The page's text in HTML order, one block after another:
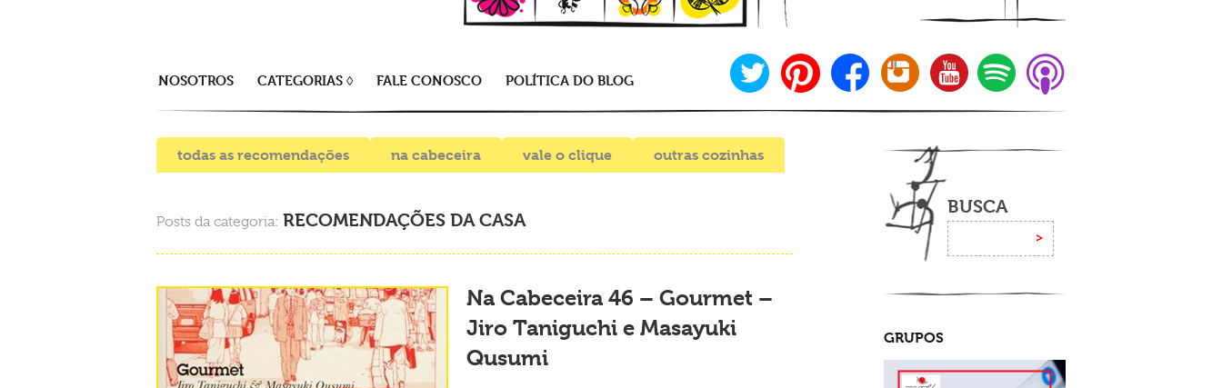
NOSOTROS CATEGORIAS ◊ FALE CONOSCO POLÍTICA DO BLOG
todas as recomendações na cabeceira vale o clique outras cozinhas
Posts da categoria: RECOMENDAÇÕES DA CASA
Na Cabeceira 46 – Gourmet –
Jiro Taniguchi e Masayuki
Qusumi
BUSCA
GRUPOS